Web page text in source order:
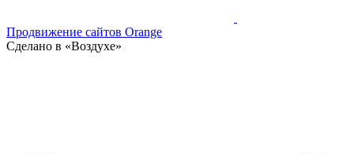
Продвижение сайтов Orange
Сделано в «Воздухе»